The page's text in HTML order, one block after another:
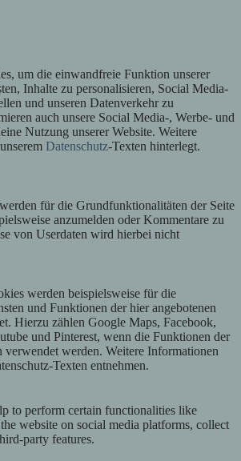
um die einwandfreie Funktion unserer
Inhalte zu personalisieren, Social Media-
und unseren Datenverkehr zu
auch unsere Social Media-, Werbe- und
Nutzung unserer Website. Weitere
Datenschutz-Texten hinterlegt.
für die Grundfunktionalitäten der Seite
anzumelden oder Kommentare zu
von Userdaten wird hierbei nicht
werden beispielsweise für die
und Funktionen der hier angebotenen
Hierzu zählen Google Maps, Facebook,
und Pinterest, wenn die Funktionen der
verwendet werden. Weitere Informationen
Texten entnehmen.
to perform certain functionalities like
website on social media platforms, collect
party features.